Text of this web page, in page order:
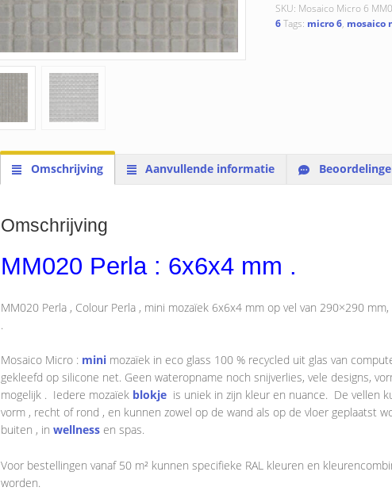
SKU: Mosaico Micro 6
6 Tags: micro 6, mosaico
Omschrijving Aanvullende informatie
Omschrijving
MM020 Perla : 6x6x4 mm .
MM020 Perla , Colour Perla , mini mozaïek 6x6x4 mm op vel van 290×290
.
Mosaico Micro : mini mozaïek in eco glass 100 % recycled uit glas van
gekleefd op silicone net. Geen wateropname noch snijverlies, vele designs,
mogelijk . Iedere mozaïek blokje is uniek in zijn kleur en nuance. De vellen
vorm , recht of rond , en kunnen zowel op de wand als op de vloer geplaatst
buiten , inwellness en spas.
Voor bestellingen vanaf 50 m² kunnen specifieke RAL kleuren en
worden.